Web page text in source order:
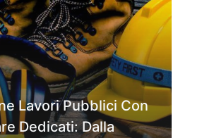
Lavori Pubblici Con
Dedicati: Dalla